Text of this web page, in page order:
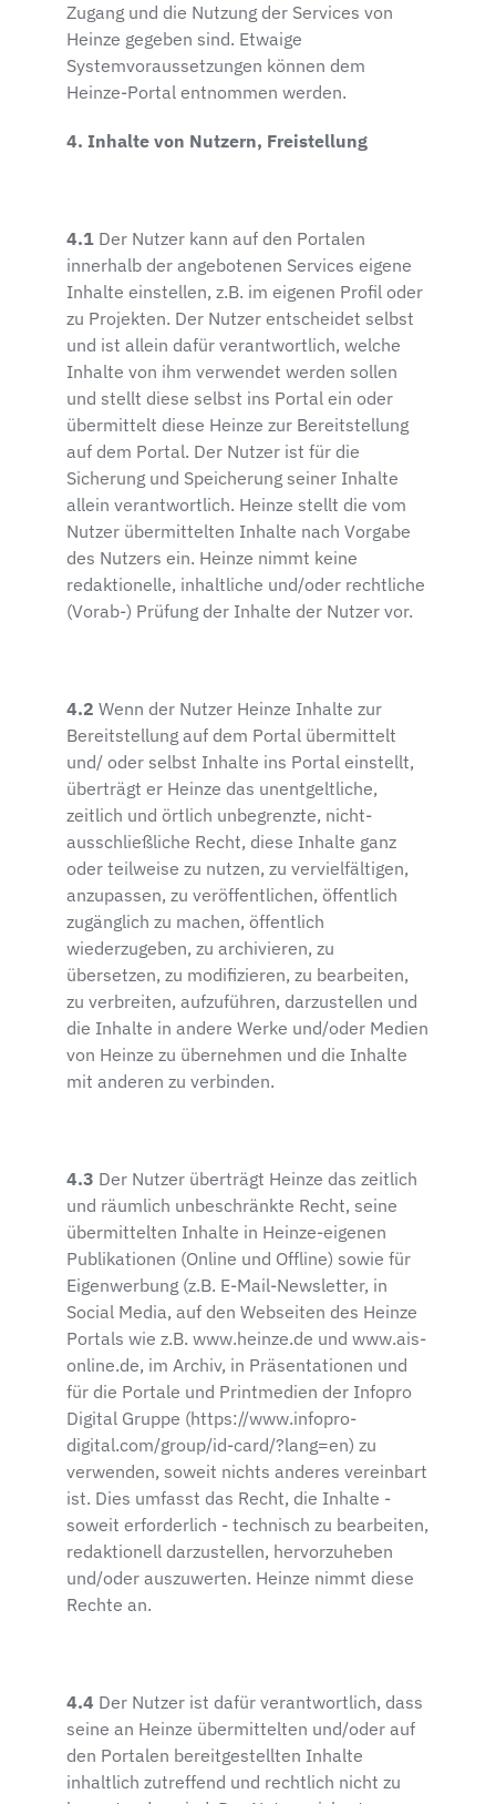
Zugang und die Nutzung der Services von
Heinze gegeben sind. Etwaige
Systemvoraussetzungen können dem
Heinze-Portal entnommen werden.
4. Inhalte von Nutzern, Freistellung
4.1 Der Nutzer kann auf den Portalen
innerhalb der angebotenen Services eigene
Inhalte einstellen, z.B. im eigenen Profil oder
zu Projekten. Der Nutzer entscheidet selbst
und ist allein dafür verantwortlich, welche
Inhalte von ihm verwendet werden sollen
und stellt diese selbst ins Portal ein oder
übermittelt diese Heinze zur Bereitstellung
auf dem Portal. Der Nutzer ist für die
Sicherung und Speicherung seiner Inhalte
allein verantwortlich. Heinze stellt die vom
Nutzer übermittelten Inhalte nach Vorgabe
des Nutzers ein. Heinze nimmt keine
redaktionelle, inhaltliche und/oder rechtliche
(Vorab-) Prüfung der Inhalte der Nutzer vor.
4.2 Wenn der Nutzer Heinze Inhalte zur
Bereitstellung auf dem Portal übermittelt
und/ oder selbst Inhalte ins Portal einstellt,
überträgt er Heinze das unentgeltliche,
zeitlich und örtlich unbegrenzte, nicht-
ausschließliche Recht, diese Inhalte ganz
oder teilweise zu nutzen, zu vervielfältigen,
anzupassen, zu veröffentlichen, öffentlich
zugänglich zu machen, öffentlich
wiederzugeben, zu archivieren, zu
übersetzen, zu modifizieren, zu bearbeiten,
zu verbreiten, aufzuführen, darzustellen und
die Inhalte in andere Werke und/oder Medien
von Heinze zu übernehmen und die Inhalte
mit anderen zu verbinden.
4.3 Der Nutzer überträgt Heinze das zeitlich
und räumlich unbeschränkte Recht, seine
übermittelten Inhalte in Heinze-eigenen
Publikationen (Online und Offline) sowie für
Eigenwerbung (z.B. E-Mail-Newsletter, in
Social Media, auf den Webseiten des Heinze
Portals wie z.B. www.heinze.de und www.ais-
online.de, im Archiv, in Präsentationen und
für die Portale und Printmedien der Infopro
Digital Gruppe (https://www.infopro-
digital.com/group/id-card/?lang=en) zu
verwenden, soweit nichts anderes vereinbart
ist. Dies umfasst das Recht, die Inhalte -
soweit erforderlich - technisch zu bearbeiten,
redaktionell darzustellen, hervorzuheben
und/oder auszuwerten. Heinze nimmt diese
Rechte an.
4.4 Der Nutzer ist dafür verantwortlich, dass
seine an Heinze übermittelten und/oder auf
den Portalen bereitgestellten Inhalte
inhaltlich zutreffend und rechtlich nicht zu